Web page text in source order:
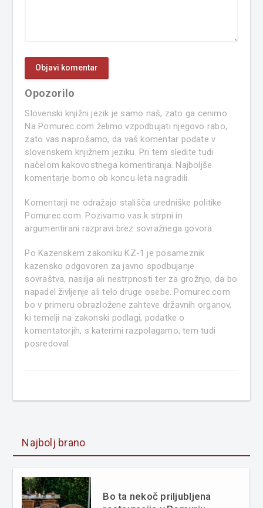
Opozorilo
Slovenski knjižni jezik je samo naš, zato ga cenimo.
Na Pomurec.com želimo vzpodbujati njegovo rabo,
zato vas naprošamo, da vaš komentar podate v
slovenskem knjižnem jeziku. Pri tem sledite tudi
načelom kakovostnega komentiranja. Najboljše
komentarje bomo ob koncu leta nagradili.
Komentarji ne odražajo stališča uredniške politike
Pomurec.com. Pozivamo vas k strpni in
argumentirani razpravi brez sovražnega govora.
Po Kazenskem zakoniku KZ-1 je posameznik
kazensko odgovoren za javno spodbujanje
sovraštva, nasilja ali nestrpnosti ter za grožnjo, da bo
napadel življenje ali telo druge osebe. Pomurec.com
bo v primeru obrazložene zahteve državnih organov,
ki temelji na zakonski podlagi, podatke o
komentatorjih, s katerimi razpolagamo, tem tudi
posredoval.
Najbolj brano
Bo ta nekoč priljubljena